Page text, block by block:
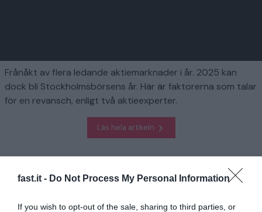
fast.it - Do Not Process My Personal Information
If you wish to opt-out of the sale, sharing to third parties, or
Frånåkt av flera ledande aktiemarknader i år. 2025 kan
dock bli Stockholmsbörsens år. Här är faktorerna som talar
för en revansch, enligt två aktieexperter.
Läs hela artikeln
Relaterad